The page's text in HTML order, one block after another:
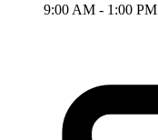
9:00 AM - 1:00 PM